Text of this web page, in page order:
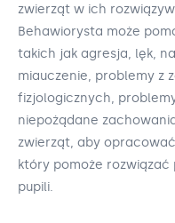
zwierząt w ich
Behawiorysta może
takich jak agresja, lęk,
miauczenie, problemy z
fizjologicznych,
niepożądane
zwierząt, aby
który pomoże
pupili.